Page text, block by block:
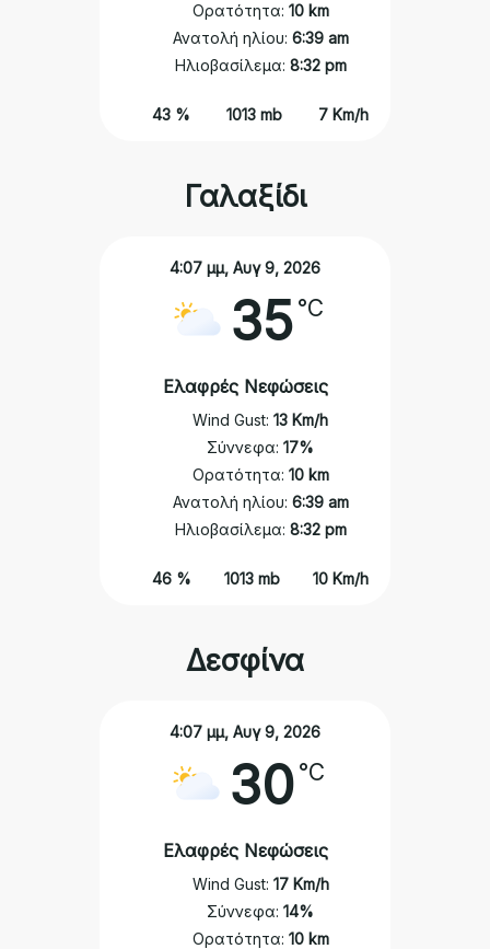
43 % 1013 mb 7 Km/h
Ορατότητα: 10 km
Ανατολή ηλίου: 6:39 am
Ηλιοβασίλεμα: 8:32 pm
Γαλαξίδι
4:07 μμ, Αυγ 9, 2026
35 °C
Ελαφρές Νεφώσεις
46 % 1013 mb 10 Km/h
Wind Gust: 13 Km/h
Σύννεφα: 17%
Ορατότητα: 10 km
Ανατολή ηλίου: 6:39 am
Ηλιοβασίλεμα: 8:32 pm
Δεσφίνα
4:07 μμ, Αυγ 9, 2026
30 °C
Ελαφρές Νεφώσεις
Wind Gust: 17 Km/h
Σύννεφα: 14%
Ορατότητα: 10 km